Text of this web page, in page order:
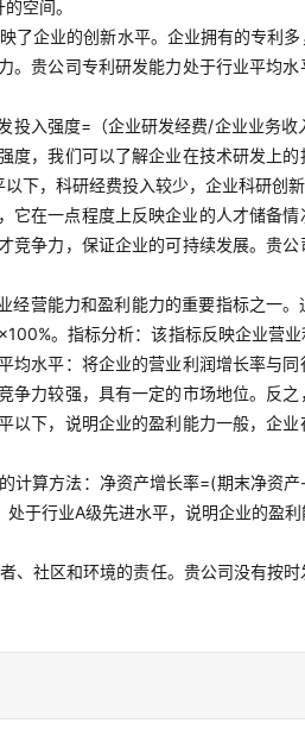
空间。
企业的创新水平。企业拥有的专利
贵公司专利研发能力处于行业平均
入强度=（企业研发经费/企业业务
，我们可以了解企业在技术研发上
下，科研经费投入较少，企业科研创新
在一点程度上反映企业的人才储备
争力，保证企业的可持续发展。贵
营能力和盈利能力的重要指标之一
。指标分析：该指标反映企业营
水平：将企业的营业利润增长率与
力较强，具有一定的市场地位。反
下，说明企业的盈利能力一般，企
计算方法：净资产增长率=(期末净资
于行业A级先进水平，说明企业的盈
社区和环境的责任。贵公司没有按